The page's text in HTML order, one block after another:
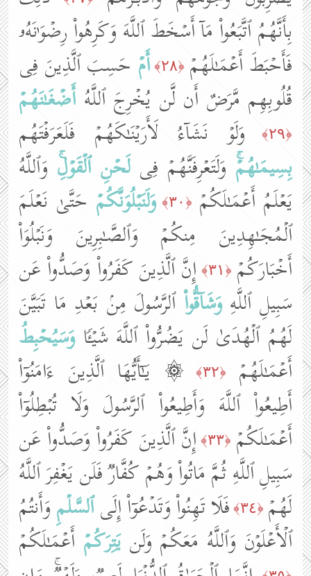
بِأَنَّهُمُ ٱتَّبَعُوا۟ مَاۤ أَسۡخَطَ ٱللَّهَ وَكَرِهُوا۟ رِضۡوَ ٰ⁠نَهُۥ
فَأَحۡبَطَ أَعۡمَـٰلَهُمۡ ﴿٢٨﴾ أَمۡ حَسِبَ ٱلَّذِینَ فِی
قُلُوبِهِم مَّرَضٌ أَن لَّن یُخۡرِجَ ٱللَّهُ أَضۡغَـٰنَهُمۡ
﴿٢٩﴾
وَلَوۡ نَشَاۤءُ لَأَرَیۡنَـٰكَهُمۡ فَلَعَرَفۡتَهُم
بِسِیمَـٰهُمۡۚ وَلَتَعۡرِفَنَّهُمۡ فِیلَحۡنِ ٱلۡقَوۡلِۚ وَٱللَّهُ
یَعۡلَمُ أَعۡمَـٰلَكُمۡ ﴿٣٠﴾ وَلَنَبۡلُوَنَّكُمۡ حَتَّىٰ نَعۡلَمَ
ٱلۡمُجَـٰهِدِینَ مِنكُمۡ وَٱلصَّـٰبِرِینَ وَنَبۡلُوَا۟
أَخۡبَارَكُمۡ ﴿٣١﴾
إِنَّ ٱلَّذِینَ كَفَرُوا۟ وَصَدُّوا۟ عَن
سَبِیلِ ٱللَّهِوَشَاۤقُّوا۟ ٱلرَّسُولَ مِنۢ بَعۡدِ مَا تَبَیَّنَ
لَهُمُ ٱلۡهُدَىٰ لَن یَضُرُّوا۟ ٱللَّهَ شَیۡـࣰٔاوَسَیُحۡبِطُ
أَعۡمَـٰلَهُمۡ
﴿٣٢﴾
۞ یَـٰۤأَیُّهَا ٱلَّذِینَ ءَامَنُوۤا۟
أَطِیعُوا۟ ٱللَّهَ وَأَطِیعُوا۟ ٱلرَّسُولَ وَلَا تُبۡطِلُوۤا۟
أَعۡمَـٰلَكُمۡ ﴿٣٣﴾
إِنَّ ٱلَّذِینَ كَفَرُوا۟ وَصَدُّوا۟ عَن
سَبِیلِ ٱللَّهِ ثُمَّ مَاتُوا۟ وَهُمۡ كُفَّارࣱ فَلَن یَغۡفِرَ ٱللَّهُ
لَهُمۡ ﴿٣٤﴾ فَلَا تَهِنُوا۟ وَتَدۡعُوۤا۟ إِلَىٱلسَّلۡمِ وَأَنتُمُ
ٱلۡأَعۡلَوۡنَ وَٱللَّهُ مَعَكُمۡ وَلَنیَتِرَكُمۡ أَعۡمَـٰلَكُمۡ